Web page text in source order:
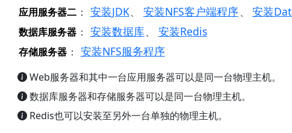
应用服务器二 ： 安装JDK、 安装NFS客户端程序、 安装
数据库服务器 ： 安装数据库、 安装Redis
存储服务器 ： 安装NFS服务程序
Web服务器和其中一台应用服务器可以是同一台物理主机。
数据库服务器和存储服务器可以是同一台物理主机。
Redis也可以安装至另外一台单独的物理主机。